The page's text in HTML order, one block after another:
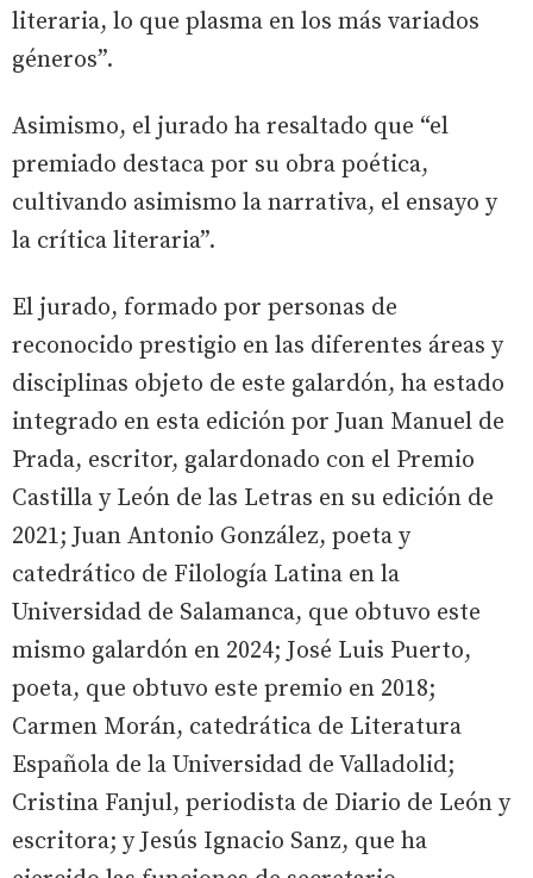
literaria, lo que plasma en los más variados
géneros”.
Asimismo, el jurado ha resaltado que “el
premiado destaca por su obra poética,
cultivando asimismo la narrativa, el ensayo y
la crítica literaria”.
El jurado, formado por personas de
reconocido prestigio en las diferentes áreas y
disciplinas objeto de este galardón, ha estado
integrado en esta edición por Juan Manuel de
Prada, escritor, galardonado con el Premio
Castilla y León de las Letras en su edición de
2021; Juan Antonio González, poeta y
catedrático de Filología Latina en la
Universidad de Salamanca, que obtuvo este
mismo galardón en 2024; José Luis Puerto,
poeta, que obtuvo este premio en 2018;
Carmen Morán, catedrática de Literatura
Española de la Universidad de Valladolid;
Cristina Fanjul, periodista de Diario de León y
escritora; y Jesús Ignacio Sanz, que ha